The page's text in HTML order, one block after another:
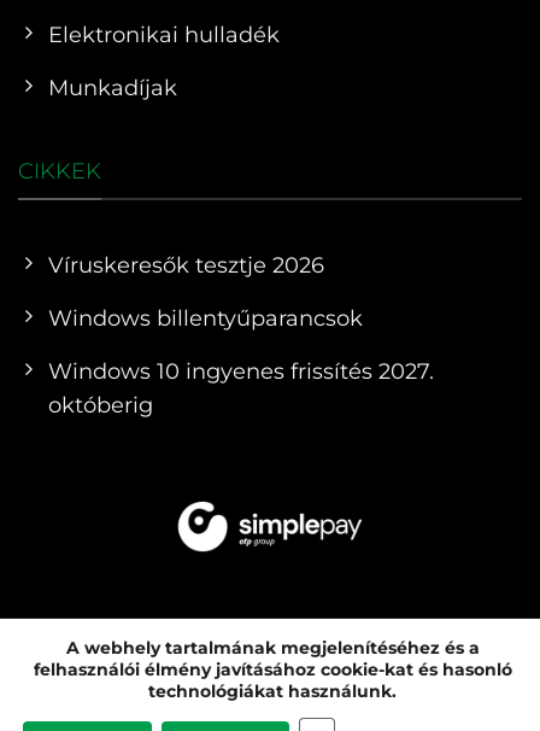
Elektronikai hulladék
Munkadíjak
CIKKEK
Víruskeresők tesztje 2026
Windows billentyűparancsok
Windows 10 ingyenes frissítés 2027.
októberig
© 2010 - 2026 PCMENTOR SZERVIZ KFT. |
SZÁMÍTÓGÉP ÉS LAPTOP KERESKEDÉS ÉS
A webhely tartalmának megjelenítéséhez és a
felhasználói élmény javításához cookie-kat és hasonló
technológiákat használunk.